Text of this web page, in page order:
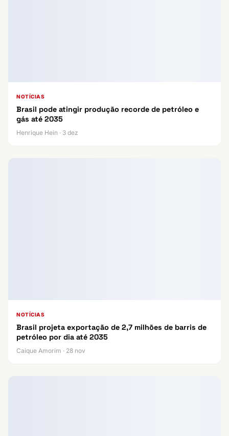
NOTÍCIAS
Brasil pode atingir produção recorde de petróleo e
gás até 2035
Henrique Hein · 3 dez
NOTÍCIAS
Brasil projeta exportação de 2,7 milhões de barris de
petróleo por dia até 2035
Caique Amorim · 28 nov